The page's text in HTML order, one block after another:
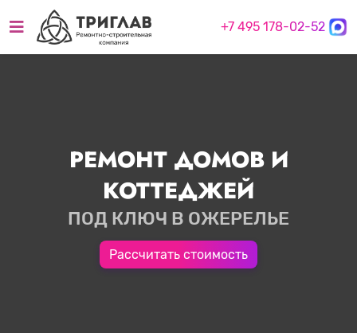
+7 495 178-02-52
РЕМОНТ ДОМОВ И
КОТТЕДЖЕЙ
ПОД КЛЮЧ В ОЖЕРЕЛЬЕ
Рассчитать стоимость